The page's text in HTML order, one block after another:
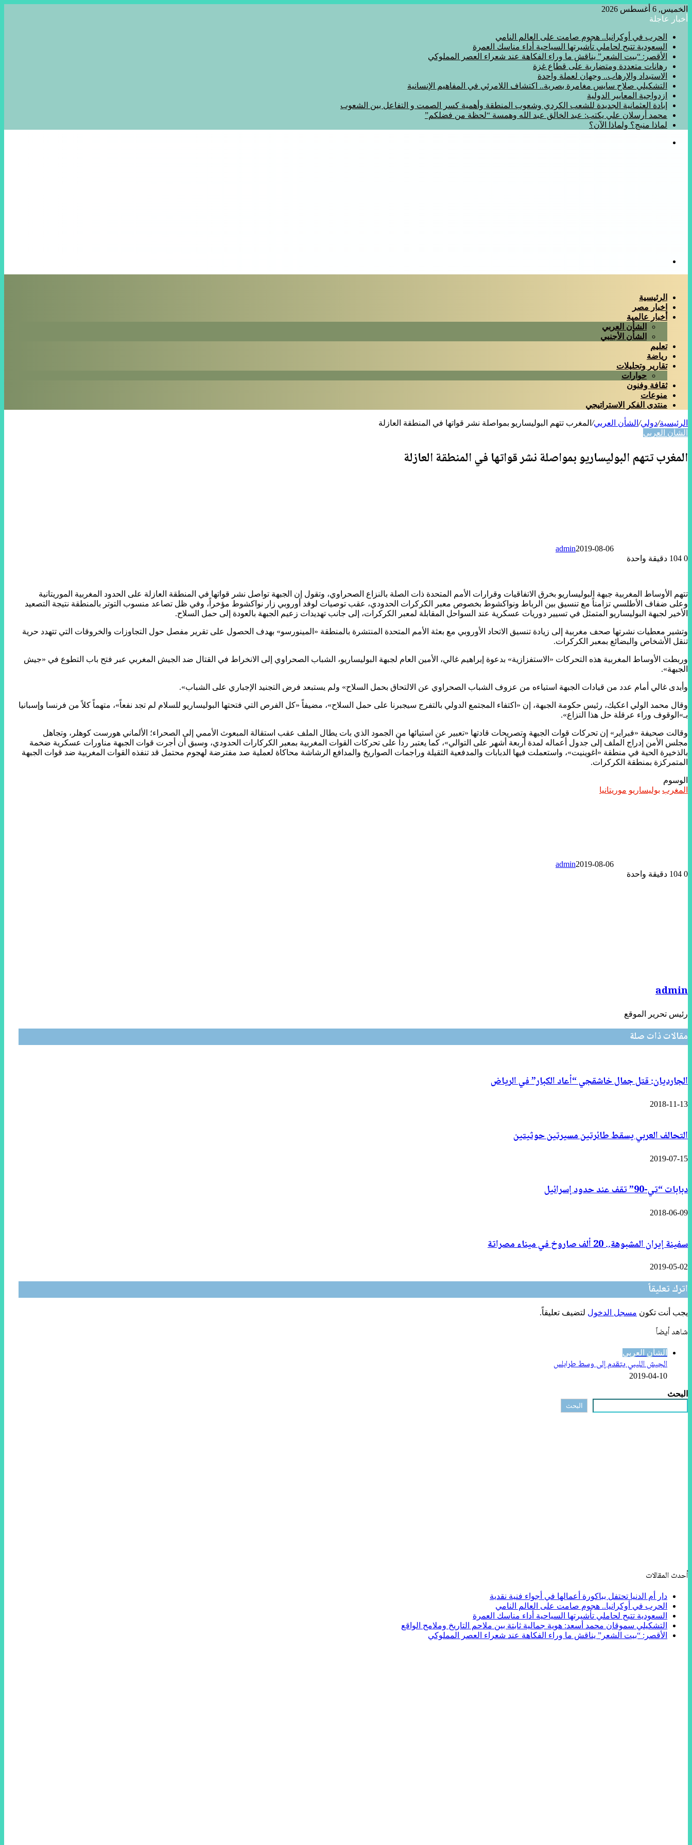
الخميس, 6 أغسطس 2026
أخبار عاجلة
الحرب في أوكرانيا.. هجوم صامت على العالم النامي
السعودية تتيح لحاملي تأشيرتها السياحية أداء مناسك العمرة
الأقصر: “بيت الشعر” يناقش ما وراء الفكاهة عند شعراء العصر المملوكي
رهانات متعددة ومتضاربة على قطاع غزة
الاستبداد والإرهاب.. وجهان لعملة واحدة
التشكيلي صلاح سايس مغامرة بصرية.. اكتشاف اللامرئي في المفاهيم الإنسانية
ازدواجية المعايير الدولية
إبادة العثمانية الجديدة للشعب الكردي وشعوب المنطقة وأهمية كسر الصمت و التفاعل بين الشعوب
محمد أرسلان علي يكتب: عبد الخالق عبد الله وهمسة “لحظة من فضلكم”
لماذا منبج؟ ولماذا الآن؟
الرئيسية
اخبار مصر
أخبار عالمية
الشأن العربي
الشأن الأجنبي
تعليم
رياضة
تقارير وتحليلات
حوارات
ثقافة وفنون
منوعات
منتدى الفكر الاستراتيجي
الرئيسية/دولي/ الشأن العربي/ المغرب تتهم البوليساريو بمواصلة نشر قواتها في المنطقة العازلة
الشأن العربي
المغرب تتهم البوليساريو بمواصلة نشر قواتها في المنطقة العازلة
admin2019-08-06
0
دقيقة واحدة
تتهم الأوساط المغربية جبهة البوليساريو بخرق الاتفاقيات وقرارات الأمم المتحدة ذات الصلة بالنزاع الصحراوي، وتقول إن الجبهة تواصل نشر قواتها في المنطقة العازلة على الحدود المغربية الموريتانية
وعلى ضفاف الأطلسي تزامناً مع تنسيق بين الرباط ونواكشوط بخصوص معبر الكركرات الحدودي، عقب توصيات لوفد أوروبي زار نواكشوط مؤخراً، وفي ظل تصاعد منسوب التوتر بالمنطقة نتيجة التصعيد
الأخير لجبهة البوليساريو المتمثل في تسيير دوريات عسكرية عند السواحل المقابلة لمعبر الكركرات، إلى جانب تهديدات زعيم الجبهة بالعودة إلى حمل السلاح.
وتشير معطيات نشرتها صحف مغربية إلى زيادة تنسيق الاتحاد الأوروبي مع بعثة الأمم المتحدة المنتشرة بالمنطقة «المينورسو» بهدف الحصول على تقرير مفصل حول التجاوزات والخروقات التي تتهدد حرية
تنقل الأشخاص والبضائع بمعبر الكركرات.
وربطت الأوساط المغربية هذه التحركات «الاستفزازية» بدعوة إبراهيم غالي، الأمين العام لجبهة البوليساريو، الشباب الصحراوي إلى الانخراط في القتال ضد الجيش المغربي عبر فتح باب التطوع في «جيش
الجبهة».
وأبدى غالي أمام عدد من قيادات الجبهة استياءه من عزوف الشباب الصحراوي عن الالتحاق بحمل السلاح» ولم يستبعد فرض التجنيد الإجباري على الشباب».
وقال محمد الولي اعكيك، رئيس حكومة الجبهة، إن «اكتفاء المجتمع الدولي بالتفرج سيجبرنا على حمل السلاح»، مضيفاً «كل الفرص التي فتحتها البوليساريو للسلام لم تجد نفعاً»، متهماً كلاً من فرنسا وإسبانيا
بـ»الوقوف وراء عرقلة حل هذا النزاع».
وقالت صحيفة «فبراير» إن تحركات قوات الجبهة وتصريحات قادتها «تعبير عن استيائها من الجمود الذي بات يطال الملف عقب استقالة المبعوث الأممي إلى الصحراء؛ الألماني هورست كوهلر، وتجاهل
مجلس الأمن إدراج الملف إلى جدول أعماله لمدة أربعة أشهر على التوالي»، كما يعتبر رداً على تحركات القوات المغربية بمعبر الكركارات الحدودي، وسبق أن أجرت قوات الجبهة مناورات عسكرية ضخمة
بالذخيرة الحية في منطقة «اغوينيت»، واستعملت فيها الدبابات والمدفعية الثقيلة وراجمات الصواريخ والمدافع الرشاشة محاكاة لعملية صد مفترضة لهجوم محتمل قد تنفذه القوات المغربية ضد قوات الجبهة
المتمركزة بمنطقة الكركرات.
الوسوم
المغرب بوليساريو موريتانيا
admin2019-08-06
0
دقيقة واحدة
admin
رئيس تحرير الموقع
مقالات ذات صلة
الجارديان: قتل جمال خاشقجي “أعاد الكبار” في الرياض
2018-11-13
التحالف العربي يسقط طائرتين مسيرتين حوثيتين
2019-07-15
دبابات “تي-90” تقف عند حدود إسرائيل
2018-06-09
سفينة إيران المشبوهة.. 20 ألف صاروخ في ميناء مصراتة
2019-05-02
اترك تعليقاً
يجب أنت تكون مسجل الدخول لتضيف تعليقاً.
شاهد أيضاً
الشأن العربي
الجيش الليبي يتقدم إلى وسط طرابلس
2019-04-10
البحث
البحث
أحدث المقالات
دار أم الدنيا تحتفل بباكورة أعمالها في أجواء فنية نقدية
الحرب في أوكرانيا.. هجوم صامت على العالم النامي
السعودية تتيح لحاملي تأشيرتها السياحية أداء مناسك العمرة
التشكيلي سموقان محمد أسعد: هوية جمالية ثابتة بين ملاحم التاريخ وملامح الواقع
الأقصر: “بيت الشعر” يناقش ما وراء الفكاهة عند شعراء العصر المملوكي